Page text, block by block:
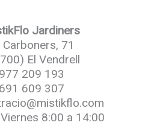
Jardiners
Carboners, 71
El Vendrell
977 209 193
691 609 307
8:00 a 14:00